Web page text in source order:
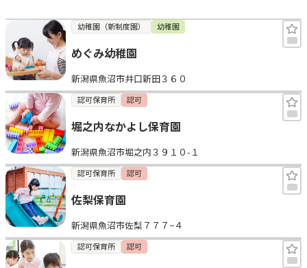
お気に入り
見学日記
メッセージ
おすすめの園
エンクルの特徴と活用方法
コラム
お知らせ
幼稚園（新制度園） 幼稚園
めぐみ幼稚園
新潟県魚沼市井口新田３６０
認可保育所 認可
堀之内なかよし保育園
新潟県魚沼市堀之内３９１０-１
認可保育所 認可
佐梨保育園
新潟県魚沼市佐梨７７７−４
認可保育所 認可